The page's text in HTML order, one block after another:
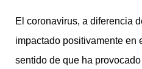
El coronavirus, a diferencia
impactado positivamente en
sentido de que ha